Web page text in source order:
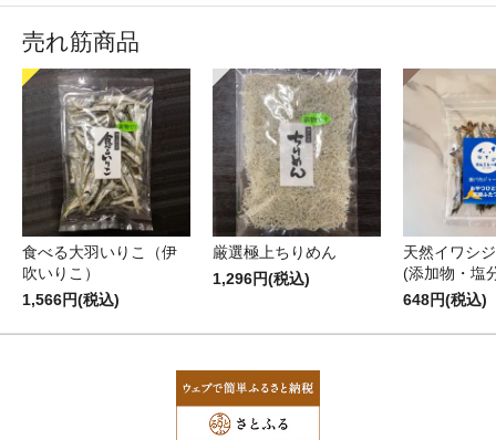
売れ筋商品
食べる大羽いりこ（伊
吹いりこ）
1,566円(税込)
厳選極上ちりめん
1,296円(税込)
天然イワシ
(添加物・塩
648円(税込)